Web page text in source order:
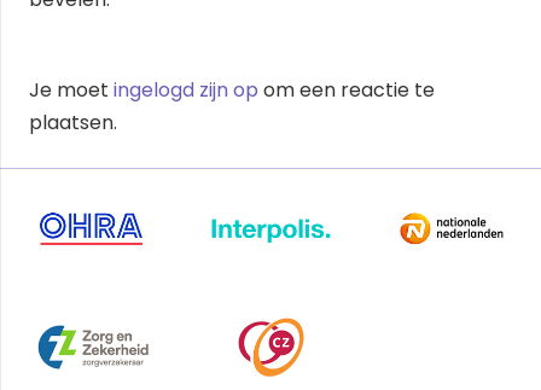
Je moet ingelogd zijn op om een reactie te
plaatsen.